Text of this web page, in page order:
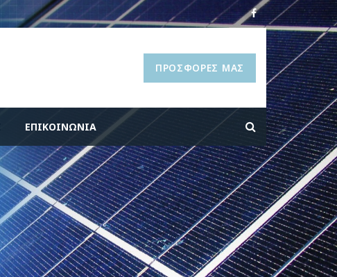
ΠΡΟΣΦΟΡΈΣ ΜΑΣ
ΕΠΙΚΟΙΝΩΝΊΑ